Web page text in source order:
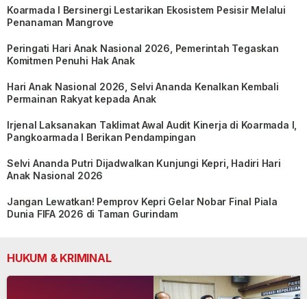
Koarmada I Bersinergi Lestarikan Ekosistem Pesisir Melalui
Penanaman Mangrove
Peringati Hari Anak Nasional 2026, Pemerintah Tegaskan
Komitmen Penuhi Hak Anak
Hari Anak Nasional 2026, Selvi Ananda Kenalkan Kembali
Permainan Rakyat kepada Anak
Irjenal Laksanakan Taklimat Awal Audit Kinerja di Koarmada I,
Pangkoarmada I Berikan Pendampingan
Selvi Ananda Putri Dijadwalkan Kunjungi Kepri, Hadiri Hari
Anak Nasional 2026
Jangan Lewatkan! Pemprov Kepri Gelar Nobar Final Piala
Dunia FIFA 2026 di Taman Gurindam
HUKUM & KRIMINAL